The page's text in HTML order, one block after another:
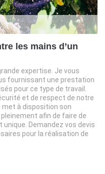
les mains d’un
expertise. Je vous
fournissant une prestation
pour ce type de travail.
et de respect de notre
à disposition son
afin de faire de
Demandez vos devis
pour la réalisation de